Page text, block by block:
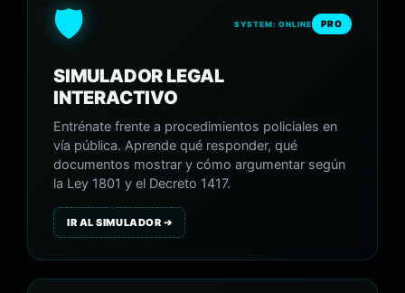
🛡️ SYSTEM: ONLINE PRO
SIMULADOR LEGAL
INTERACTIVO
Entrénate frente a procedimientos policiales en
vía pública. Aprende qué responder, qué
documentos mostrar y cómo argumentar según
la Ley 1801 y el Decreto 1417.
IR AL SIMULADOR ➔